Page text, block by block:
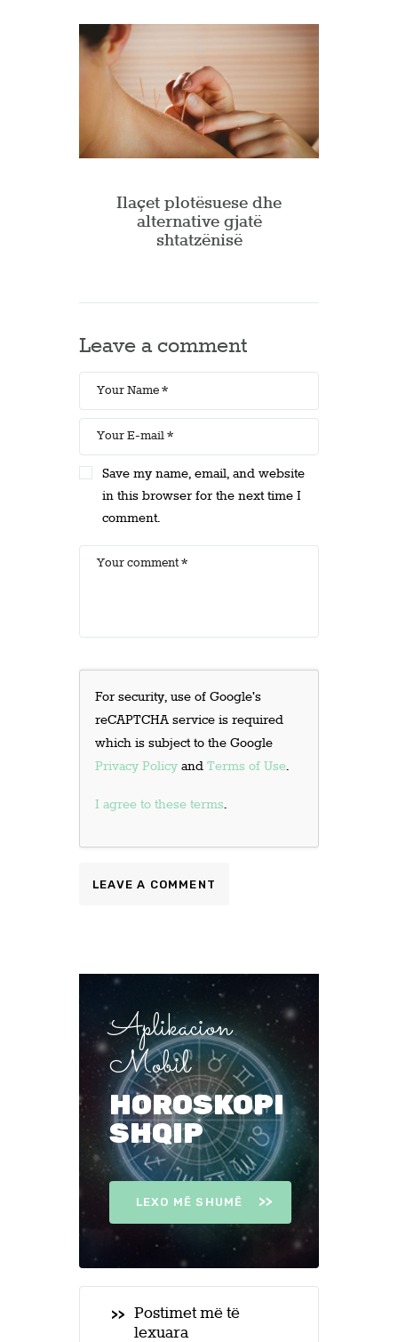
Ilaçet plotësuese dhe
alternative gjatë
shtatzënisë
Leave a comment
Save my name, email, and website
in this browser for the next time I
comment.
For security, use of Google's
reCAPTCHA service is required
which is subject to the Google
Privacy Policy and Terms of Use.
I agree to these terms.
Aplikacion
Mobil
HOROSKOPI
SHQIP
LEXO MË SHUMË
Postimet më të
lexuara